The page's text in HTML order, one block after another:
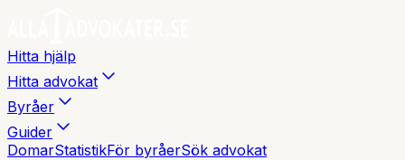
Hitta hjälp
Hitta advokat
Byråer
Guider
DomarStatistikFör byråerSök advokat